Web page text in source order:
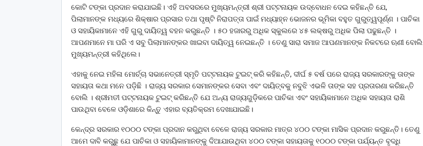
କୋଟି ଟଙ୍କା ପ୍ରଦାନ କରାଯାଇଛି। ଏହି ଅବସରରେ ମୁଖ୍ୟମନ୍ତ୍ରୀ ଶ୍ରୀ ପଟ୍ଟନାୟକ ଉଦ୍‌ବୋଧନ ଦେଇ କହିଛନ୍ତି ଯେ,
ପିଲାମାନଙ୍କ ମଧ୍ୟରେ ଶିକ୍ଷାର ପ୍ରସାର ତଥା ପୃଷ୍ଟି ନିରାପତ୍ତା ପାଇଁ ମଧ୍ୟାହ୍ନ ଭୋଜନର ଭୂମିକା ବହୁତ ଗୁରୁତ୍ୱପୂର୍ଣ୍ଣ । ପାଚିକା
ଓ ସହାୟିକାମାନେ ଏହି ଗୁରୁ ଦାୟିତ୍ୱ ବହନ କରୁଛନ୍ତି । ୫୦ ହଜାରରୁ ଅଧିକ ସ୍କୁଲରେ ୪୫ ଲକ୍ଷରୁ ଅଧିକ ପିଲା ପଢୁଛନ୍ତି ।
ଆପଣମାନେ ମା ପରି ଏ ସବୁ ପିଲାମାନଙ୍କର ଖାଇବା ଦାୟିତ୍ୱ ନେଇଛନ୍ତି । ତେଣୁ ସାରା ସମାଜ ଆପଣମାନଙ୍କ ନିକଟରେ ଋଣୀ ବୋଲି
ମୁଖ୍ୟମନ୍ତ୍ରୀ କହିଥିଲେ।
ଏହାକୁ ନେଇ ମହିଳା ମୋର୍ଚ୍ଚା ସଭାନେତ୍ରୀ ସ୍ମୃତି ପଟ୍ଟନାୟକ ଟୁଇଟ୍ କରି କହିଛନ୍ତି, ଦୀର୍ଘ ୫ ବର୍ଷ ପରେ ରାଜ୍ୟ ସରକାରଙ୍କୁ ତାଙ୍କ
ସହାୟତା କଥା ମନେ ପଡ଼ିଛି । ରାଜ୍ୟ ସରକାର ସେମାନଙ୍କର ସେବା ଏବଂ ଦାୟିତ୍ବକୁ ନବୁଝି ଏଭଳି ତାଙ୍କ ସହ ପ୍ରତାରଣା କରିଛନ୍ତି
ବୋଲି । ଶ୍ରୀମତୀ ପଟ୍ଟନାୟକ ଟୁଇଟ୍ କରିଛନ୍ତି ଯେ ଅନ୍ୟ ରାଜ୍ୟଗୁଡ଼ିକରେ ପାଚିକା ଏବଂ ସହାୟିକାମାନେ ଅଧିକ ସହାୟତା ରାଶି
ପାଉଥିବା ବେଳେ ଓଡ଼ିଶାରେ କିନ୍ତୁ ଏହାର ବ୍ୟତିକ୍ରମ ଦେଖାଯାଇଛି।
କେନ୍ଦ୍ର ସରକାର ୧୦୦୦ ଟଙ୍କା ପ୍ରଦାନ କରୁଥିବା ବେଳେ ରାଜ୍ୟ ସରକାର ମାତ୍ର ୪୦୦ ଟଙ୍କା ମାସିକ ପ୍ରଦାନ କରୁଛନ୍ତି। ତେଣୁ
ଆମେ ଦାବି କରୁଛୁ ଯେ ପାଚିକା ଓ ସହାୟିକାମାନଙ୍କୁ ଦିଆଯାଉଥିବା ୪୦୦ ଟଙ୍କା ସହାୟତାକୁ ୧୦୦୦ ଟଙ୍କା ପର୍ଯ୍ୟନ୍ତ ବୃଦ୍ଧି